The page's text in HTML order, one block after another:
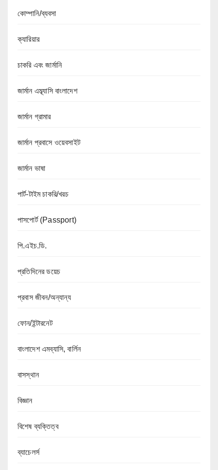
কোম্পানি/ব্যবসা
ক্যারিয়ার
চাকরি এবং জার্মানি
জার্মান এম্ব্যাসি বাংলাদেশ
জার্মান গ্রামার
জার্মান প্রবাসে ওয়েবসাইট
জার্মান ভাষা
পার্ট-টাইম চাকরি/খরচ
পাসপোর্ট (Passport)
পি.এইচ.ডি.
প্রতিদিনের ডয়েচ
প্রবাস জীবন/অন্যান্য
ফোন/ইন্টারনেট
বাংলাদেশ এমব্যাসি, বার্লিন
বাসস্থান
বিজ্ঞান
বিশেষ ব্যক্তিত্ব
ব্যাচেলর্স